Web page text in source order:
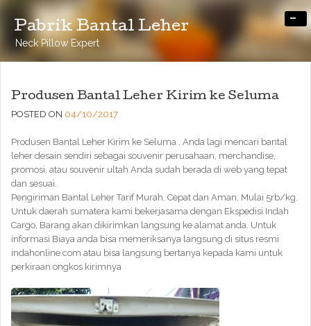
Pabrik Bantal Leher
Neck Pillow Expert
-
Produsen Bantal Leher Kirim ke Seluma
POSTED ON 04/10/2017
Produsen Bantal Leher Kirim ke Seluma , Anda lagi mencari bantal
leher desain sendiri sebagai souvenir perusahaan, merchandise,
promosi, atau souvenir ultah Anda sudah berada di web yang tepat
dan sesuai.
Pengiriman Bantal Leher Tarif Murah, Cepat dan Aman, Mulai 5rb/kg.
Untuk daerah sumatera kami bekerjasama dengan Ekspedisi Indah
Cargo, Barang akan dikirimkan langsung ke alamat anda. Untuk
informasi Biaya anda bisa memeriksanya langsung di situs resmi
indahonline.com atau bisa langsung bertanya kepada kami untuk
perkiraan ongkos kirimnya